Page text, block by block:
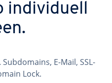
individuell
E-Mail, SSL-
Lock.